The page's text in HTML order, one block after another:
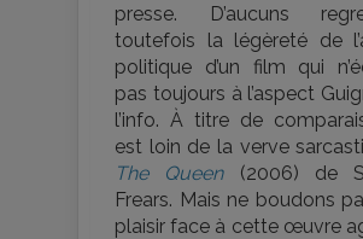
presse. D’aucuns
toutefois la légèreté de
politique d’un film qui
pas toujours à l’aspect
l’info. À titre de
est loin de la verve
The Queen(2006) de
Frears. Mais ne boudons
plaisir face à cette œuvre